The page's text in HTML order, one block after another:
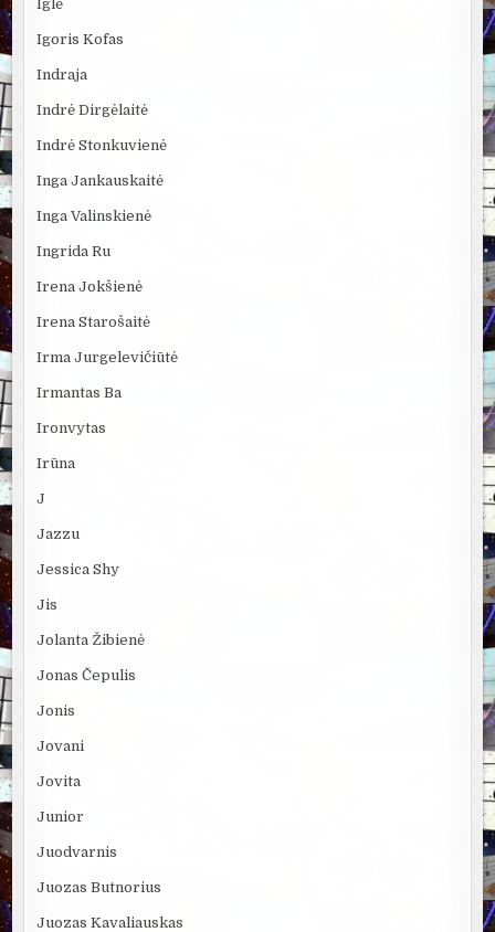
Iglė
Igoris Kofas
Indraja
Indrė Dirgėlaitė
Indrė Stonkuvienė
Inga Jankauskaitė
Inga Valinskienė
Ingrida Ru
Irena Jokšienė
Irena Starošaitė
Irma Jurgelevičiūtė
Irmantas Ba
Ironvytas
Irūna
J
Jazzu
Jessica Shy
Jis
Jolanta Žibienė
Jonas Čepulis
Jonis
Jovani
Jovita
Junior
Juodvarnis
Juozas Butnorius
Juozas Kavaliauskas